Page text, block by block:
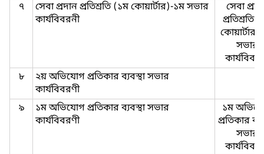
৭
সেবা প্রদান প্রতিশ্রতি (১ম কোয়ার্টার)-১ম সভার
কার্যবিবরনী
সেবা
প্রতিশ্রতি
সভার
৮
২য় অভিযোগ প্রতিকার ব্যবস্থা সভার
কার্যবিবরণী
৯
১ম অভিযোগ প্রতিকার ব্যবস্থা সভার
কার্যবিবরণী
১ম
প্রতিকার
সভার